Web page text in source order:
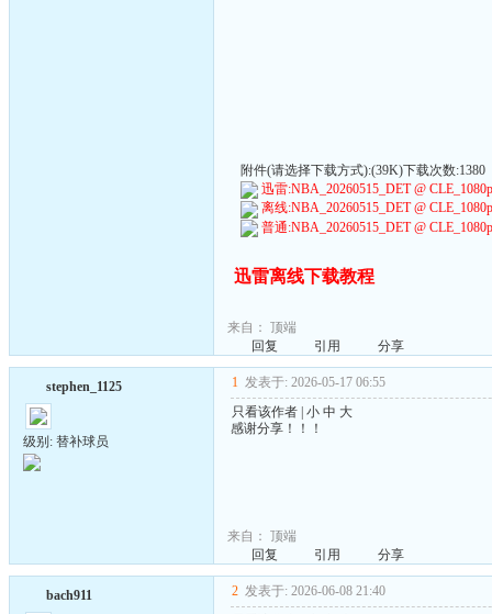
附件(请选择下载方式):(39K)下载次数:1380
迅雷:NBA_20260515_DET @
离线:NBA_20260515_DET @
普通:NBA_20260515_DET @
迅雷离线下载教程
来自： 顶端
回复
引用 分享
stephen_1125
级别: 替补球员
1 发表于: 2026-05-17 06:55
只看该作者 小 中 大
感谢分享！！！
来自： 顶端
回复
引用 分享
bach911 2 发表于: 2026-06-08 21:40